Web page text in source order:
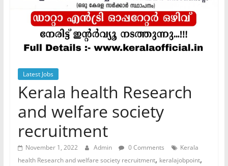
Latest Jobs
Kerala health Research
and welfare society
recruitment
November 1, 2022 Admin 0 Comments
Kerala
health Research and welfare society recruitment, keralajobpoint,